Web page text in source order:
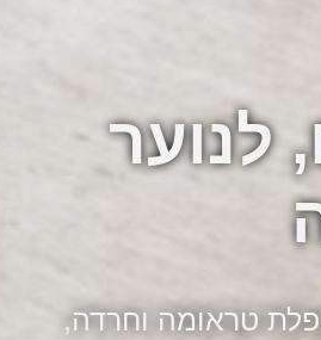
לנוער
טראומה וחרדה,